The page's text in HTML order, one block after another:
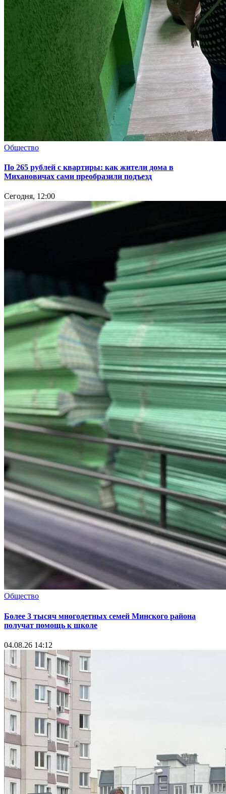
Общество
По 265 рублей с квартиры: как жители дома в
Михановичах сами преобразили подъезд
Сегодня, 12:00
Общество
Более 3 тысяч многодетных семей Минского района
получат помощь к школе
04.08.26 14:12